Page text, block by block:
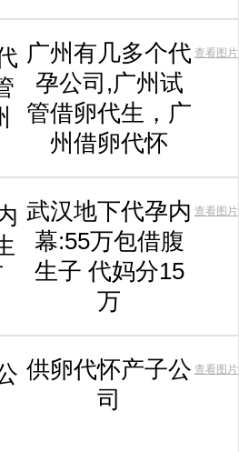
广州有几多个代
孕公司,广州试
管借卵代生，广
州借卵代怀
查看图片
武汉地下代孕内
幕:55万包借腹
生子 代妈分15
万
查看图片
供卵代怀产子公
司
查看图片